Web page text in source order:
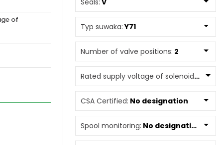
www.powerhydraulics.eu
Engineering for motion
of
Seals: V
Typ suwaka:Y71
Number of valve positions: 2
Rated supply voltage of solenoids: 12060
CSA Certified: No designation
Spool monitoring: No designation